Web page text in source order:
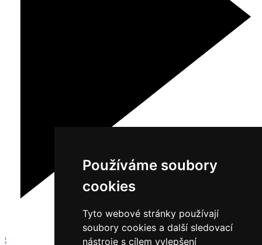
Používáme soubory
cookies
Tyto webové stránky používají
soubory cookies a další sledovací
nástroje s cílem vylepšení
1
2